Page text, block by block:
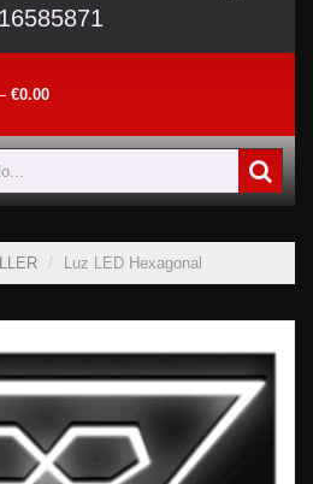
€0.00
Luz LED Hexagonal